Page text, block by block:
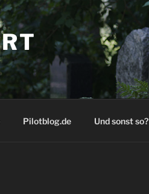
Pilotblog.de Und sonst so?